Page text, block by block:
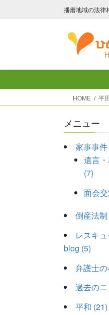
キ
ッ
に
移
播磨地域の法
HOME 平
メニュー
家事事
遺言
(7)
面会
倒産法制
レスキ
blog (5)
弁護士
過去の
平和 (21)